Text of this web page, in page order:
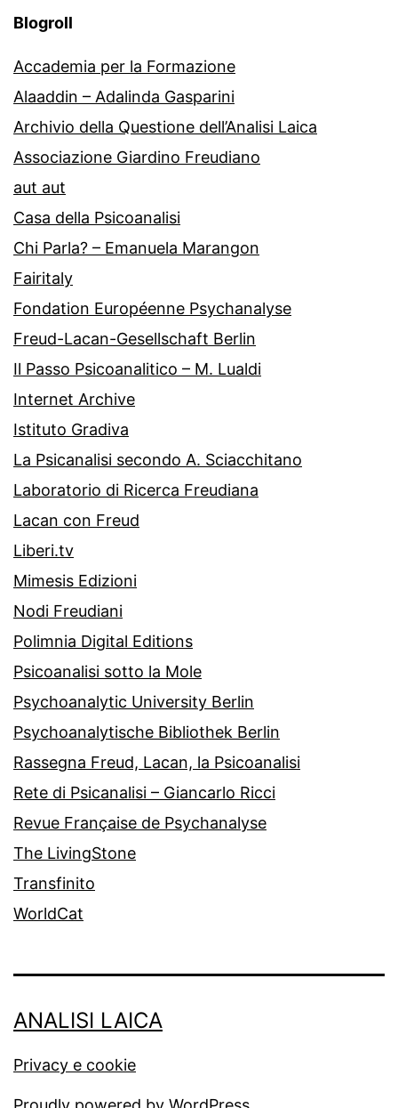
Blogroll
Accademia per la Formazione
Alaaddin – Adalinda Gasparini
Archivio della Questione dell’Analisi Laica
Associazione Giardino Freudiano
aut aut
Casa della Psicoanalisi
Chi Parla? – Emanuela Marangon
Fairitaly
Fondation Européenne Psychanalyse
Freud-Lacan-Gesellschaft Berlin
Il Passo Psicoanalitico – M. Lualdi
Internet Archive
Istituto Gradiva
La Psicanalisi secondo A. Sciacchitano
Laboratorio di Ricerca Freudiana
Lacan con Freud
Liberi.tv
Mimesis Edizioni
Nodi Freudiani
Polimnia Digital Editions
Psicoanalisi sotto la Mole
Psychoanalytic University Berlin
Psychoanalytische Bibliothek Berlin
Rassegna Freud, Lacan, la Psicoanalisi
Rete di Psicanalisi – Giancarlo Ricci
Revue Française de Psychanalyse
The LivingStone
Transfinito
WorldCat
ANALISI LAICA
Privacy e cookie